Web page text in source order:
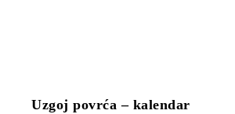
Uzgoj povrća – kalendar